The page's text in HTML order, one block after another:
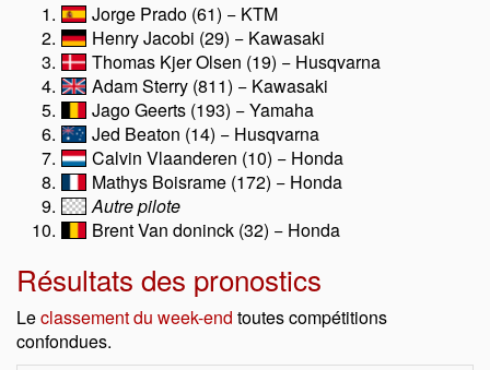
Jorge Prado (61) − KTM
Henry Jacobi (29) − Kawasaki
Thomas Kjer Olsen (19) − Husqvarna
Adam Sterry (811) − Kawasaki
Jago Geerts (193) − Yamaha
Jed Beaton (14) − Husqvarna
Calvin Vlaanderen (10) − Honda
Mathys Boisrame (172) − Honda
Autre pilote
Brent Van doninck (32) − Honda
Résultats des pronostics
Leclassement du week-end toutes compétitions
confondues.